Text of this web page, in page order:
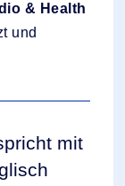
& Health
und
mit